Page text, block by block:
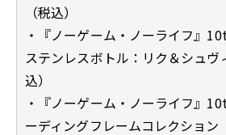
（税込）
・『ノーゲーム・ノーライフ』
ステンレスボトル：リク＆シュ
込）
・『ノーゲーム・ノーライフ』
ーディングフレームコレクション